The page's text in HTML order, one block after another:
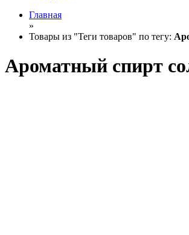
Главная
»
Товары из "Теги товаров" по тегу:
Ароматный спирт